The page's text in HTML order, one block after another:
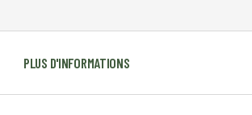
PLUS D'INFORMATIONS